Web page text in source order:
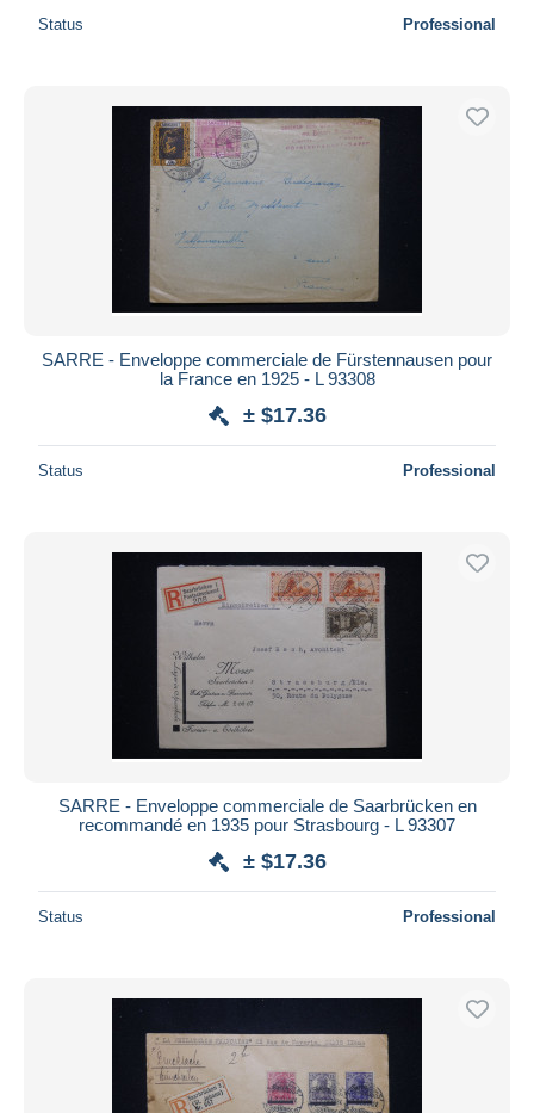
Status Professional
SARRE - Enveloppe commerciale de Fürstennausen pour
la France en 1925 - L 93308
± $17.36
Status Professional
SARRE - Enveloppe commerciale de Saarbrücken en
recommandé en 1935 pour Strasbourg - L 93307
± $17.36
Status Professional